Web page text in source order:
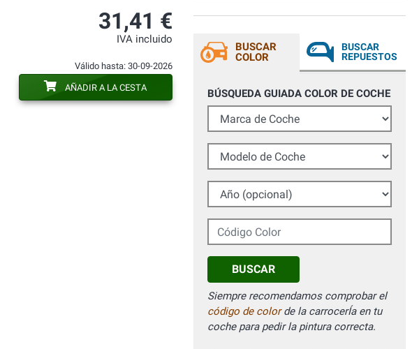
31,41 €
IVA incluido
Válido hasta: 30-09-2026
AÑADIR A LA CESTA
BUSCAR
COLOR
BUSCAR
REPUESTOS
BÚSQUEDA GUIADA COLOR DE COCHE
Marca de Coche
Modelo de Coche
Año (opcional)
Código Color
BUSCAR
Siempre recomendamos comprobar el
código de colorde la carrocerÍa en tu
coche para pedir la pintura correcta.